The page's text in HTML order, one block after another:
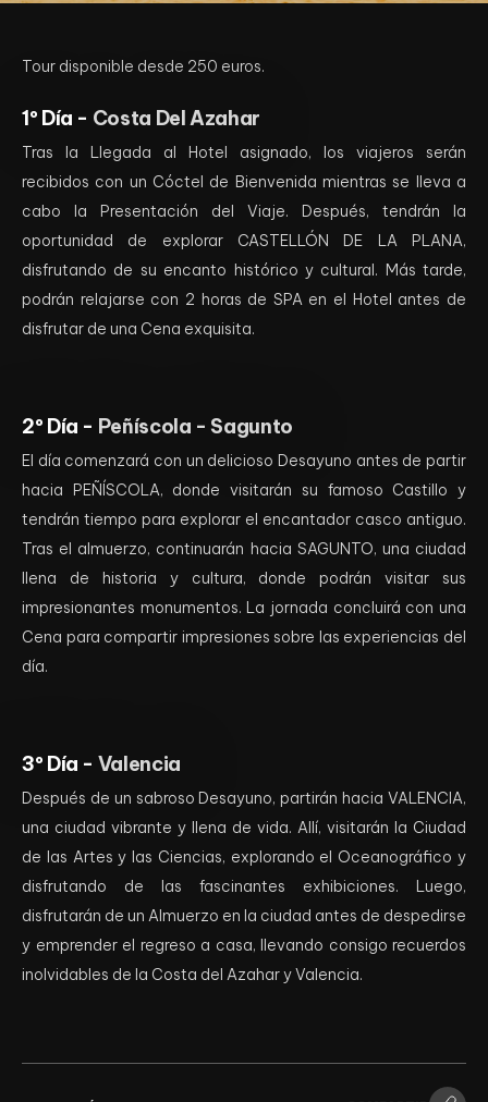
Tour disponible desde 250 euros.
1º Día - Costa Del Azahar
Tras la Llegada al Hotel asignado, los viajeros serán
recibidos con un Cóctel de Bienvenida mientras se lleva a
cabo la Presentación del Viaje. Después, tendrán la
oportunidad de explorar CASTELLÓN DE LA PLANA,
disfrutando de su encanto histórico y cultural. Más tarde,
podrán relajarse con 2 horas de SPA en el Hotel antes de
disfrutar de una Cena exquisita.
2º Día - Peñíscola - Sagunto
El día comenzará con un delicioso Desayuno antes de partir
hacia PEÑÍSCOLA, donde visitarán su famoso Castillo y
tendrán tiempo para explorar el encantador casco antiguo.
Tras el almuerzo, continuarán hacia SAGUNTO, una ciudad
llena de historia y cultura, donde podrán visitar sus
impresionantes monumentos. La jornada concluirá con una
Cena para compartir impresiones sobre las experiencias del
día.
3º Día - Valencia
Después de un sabroso Desayuno, partirán hacia VALENCIA,
una ciudad vibrante y llena de vida. Allí, visitarán la Ciudad
de las Artes y las Ciencias, explorando el Oceanográfico y
disfrutando de las fascinantes exhibiciones. Luego,
disfrutarán de un Almuerzo en la ciudad antes de despedirse
y emprender el regreso a casa, llevando consigo recuerdos
inolvidables de la Costa del Azahar y Valencia.